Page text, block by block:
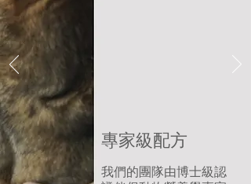
專家級配方
我們的團隊由博士級認